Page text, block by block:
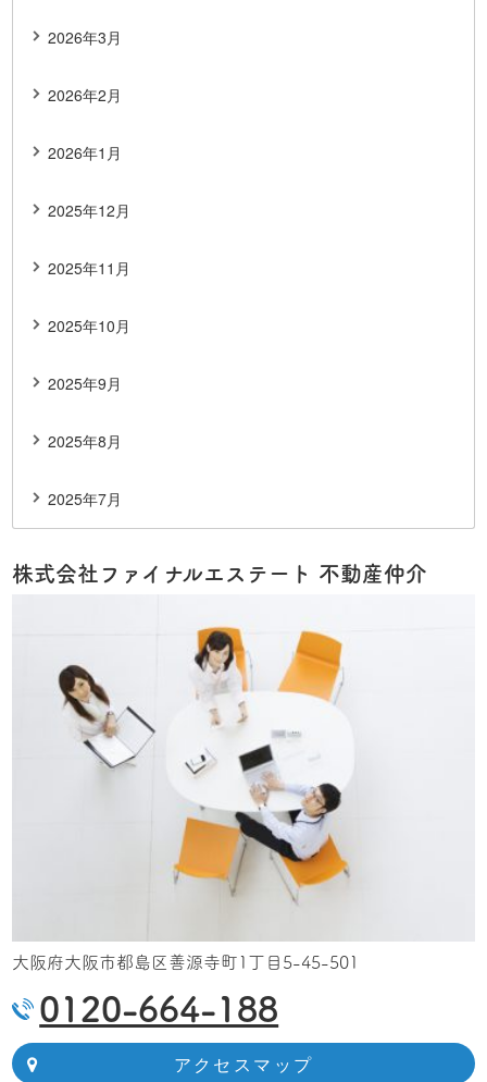
2026年3月
2026年2月
2026年1月
2025年12月
2025年11月
2025年10月
2025年9月
2025年8月
2025年7月
株式会社ファイナルエステート 不動産仲介
大阪府大阪市都島区善源寺町1丁目5-45-501
0120-664-188
アクセスマップ